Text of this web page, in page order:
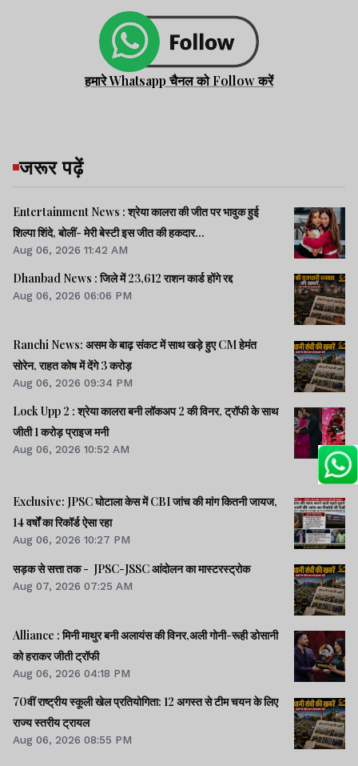
हमारे Whatsapp चैनल को Follow करें
जरूर पढ़ें
Entertainment News : श्रेया कालरा की जीत पर भावुक हुई
शिल्पा शिंदे, बोलीं- मेरी बेस्टी इस जीत की हकदार...
Aug 06, 2026 11:42 AM
Dhanbad News : जिले में 23,612 राशन कार्ड होंगे रद्द
Aug 06, 2026 06:06 PM
Ranchi News: असम के बाढ़ संकट में साथ खड़े हुए CM हेमंत
सोरेन, राहत कोष में देंगे 3 करोड़
Aug 06, 2026 09:34 PM
Lock Upp 2 : श्रेया कालरा बनी लॉकअप 2 की विनर, ट्रॉफी के साथ
जीती 1 करोड़ प्राइज मनी
Aug 06, 2026 10:52 AM
Exclusive: JPSC घोटाला केस में CBI जांच की मांग कितनी जायज,
14 वर्षों का रिकॉर्ड ऐसा रहा
Aug 06, 2026 10:27 PM
सड़क से सत्ता तक - JPSC-JSSC आंदोलन का मास्टरस्ट्रोक
Aug 07, 2026 07:25 AM
Alliance : मिनी माथुर बनी अलायंस की विनर,अली गोनी-रूही डोसानी
को हराकर जीती ट्रॉफी
Aug 06, 2026 04:18 PM
70वीं राष्ट्रीय स्कूली खेल प्रतियोगिता: 12 अगस्त से टीम चयन के लिए
राज्य स्तरीय ट्रायल
Aug 06, 2026 08:55 PM